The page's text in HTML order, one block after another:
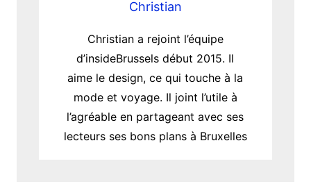
Christian
Christian a rejoint l’équipe
d’insideBrussels début 2015. Il
aime le design, ce qui touche à la
mode et voyage. Il joint l’utile à
l’agréable en partageant avec ses
lecteurs ses bons plans à Bruxelles